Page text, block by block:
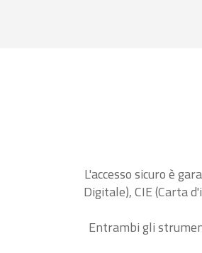
L'accesso sicuro è
Digitale), CIE (Carta
Entrambi gli